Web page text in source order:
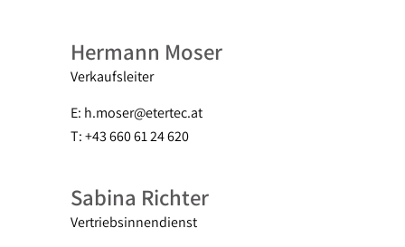
Hermann Moser
Verkaufsleiter
E: h.moser@etertec.at
T: +43 660 61 24 620
Sabina Richter
Vertriebsinnendienst